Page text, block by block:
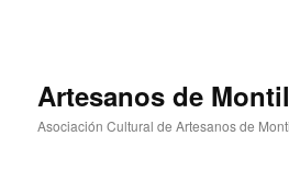
Artesanos de
Asociación Cultural de Artesanos de